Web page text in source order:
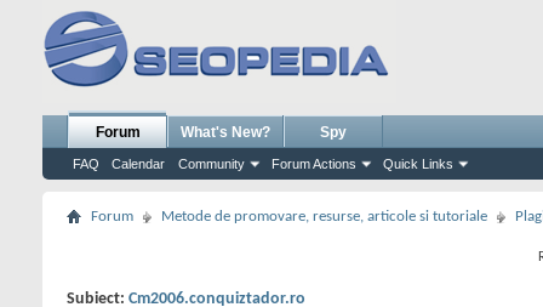
Forum
FAQ Calendar Community Forum Actions Quick Links
What's New? Spy
Forum Metode de promovare, resurse, articole si tutoriale
Subiect: Cm2006.conquiztador.ro